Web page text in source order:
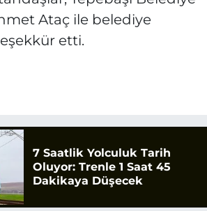
Ataç ile belediye
etti.
7 Saatlik Yolculuk Tarih
Oluyor: Trenle 1 Saat 45
Dakikaya Düşecek